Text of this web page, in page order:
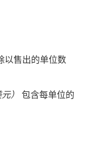
以售出的单位数
）
包含每单位的